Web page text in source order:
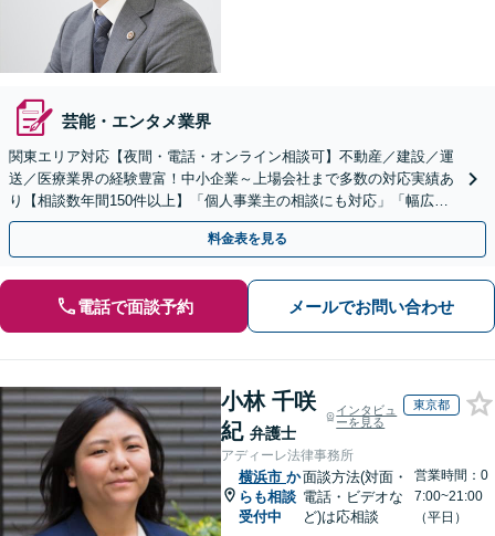
芸能・エンタメ業界
関東エリア対応【夜間・電話・オンライン相談可】不動産／建設／運
送／医療業界の経験豊富！中小企業～上場会社まで多数の対応実績あ
り【相談数年間150件以上】「個人事業主の相談にも対応」「幅広い
顧問プランをご用意／従業員・ご家族様の無料相談あり」
料金表を見る
電話で面談予約 メールでお問い合わせ
小林 千咲
紀 弁護士
インタビュ
ーを見る
東京都
アディーレ法律事務所
横浜市 か
らも相談
受付中
面談方法(対面・
電話・ビデオな
ど)は応相談
営業時間：0
7:00~21:00
（平日）